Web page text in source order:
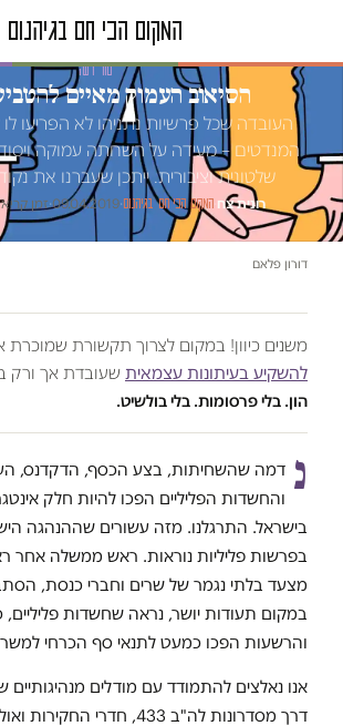
טור דעה
הסיאוב העמוק מאיים
העובדה שכל פרשיות נתניהו לא הפריעו
המנדטים – מעידה על השחתה עמוקה
שלטונית וציבורית. ייתכן שעברנו את
רונית צח המקום הכי חם בגיהנום·
09.04.2019
·זמן קריאה 3
דורון פלאם
משנים כיוון! במקום לצרוך תקשורת שמוכרת
להשקיע בעיתונות עצמאית שעובדת אך ורק
הון. בלי פרסומות. בלי בולשיט.
נ דמה שהשחיתות, בצע הכסף, הדקדנס,
והחשדות הפליליים הפכו להיות חלק
בישראל. התרגלנו. מזה עשורים שההנהגה
בפרשות פליליות נוראות. ראש ממשלה אחר
מצעד בלתי נגמר של שרים וחברי כנסת,
במקום תעודות יושר, נראה שחשדות פליליים,
והרשעות הפכו כמעט לתנאי סף הכרחי
אנו נאלצים להתמודד עם מודלים מנהיגותיים
דרך מסדרונות לה"ב 433, חדרי